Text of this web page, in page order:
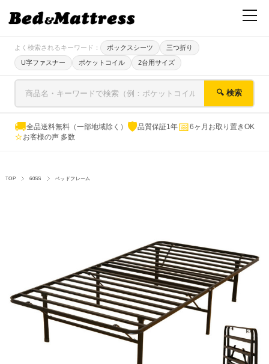
よく検索されるキーワード： ボックスシーツ 三つ折り
U字ファスナー ポケットコイル 2台用サイズ
🔍 検索
🚚全品送料無料（一部地域除く） 🛡品質保証1年📅6ヶ月お取り置きOK
⭐お客様の声 多数
TOP 60SS ベッドフレーム